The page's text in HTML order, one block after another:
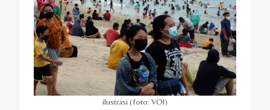
ilustrasi (foto: VOI)